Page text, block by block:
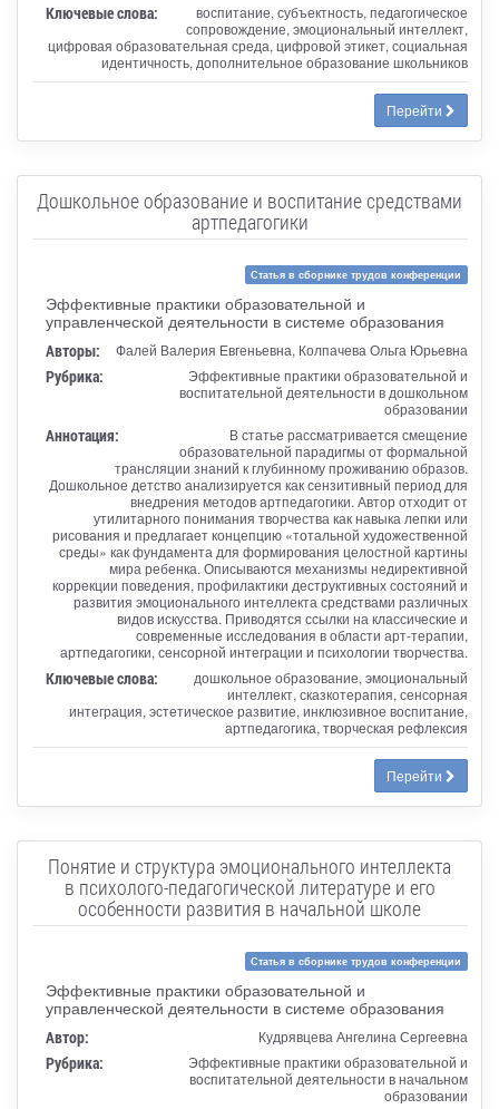
Ключевые слова:
воспитание, субъектность, педагогическое
сопровождение, эмоциональный интеллект,
цифровая образовательная среда, цифровой этикет, социальная
идентичность, дополнительное образование школьников
Перейти
Дошкольное образование и воспитание средствами
артпедагогики
Статья в сборнике трудов конференции
Эффективные практики образовательной и
управленческой деятельности в системе образования
Авторы: Фалей Валерия Евгеньевна, Колпачева Ольга Юрьевна
Рубрика:
Эффективные практики образовательной и
воспитательной деятельности в дошкольном
образовании
Аннотация:
В статье рассматривается смещение
образовательной парадигмы от формальной
трансляции знаний к глубинному проживанию образов.
Дошкольное детство анализируется как сензитивный период для
внедрения методов артпедагогики. Автор отходит от
утилитарного понимания творчества как навыка лепки или
рисования и предлагает концепцию «тотальной художественной
среды» как фундамента для формирования целостной картины
мира ребенка. Описываются механизмы недирективной
коррекции поведения, профилактики деструктивных состояний и
развития эмоционального интеллекта средствами различных
видов искусства. Приводятся ссылки на классические и
современные исследования в области арт-терапии,
артпедагогики, сенсорной интеграции и психологии творчества.
Ключевые слова:
дошкольное образование, эмоциональный
интеллект, сказкотерапия, сенсорная
интеграция, эстетическое развитие, инклюзивное воспитание,
артпедагогика, творческая рефлексия
Перейти
Понятие и структура эмоционального интеллекта
в психолого-педагогической литературе и его
особенности развития в начальной школе
Статья в сборнике трудов конференции
Эффективные практики образовательной и
управленческой деятельности в системе образования
Автор: Кудрявцева Ангелина Сергеевна
Рубрика:
Эффективные практики образовательной и
воспитательной деятельности в начальном
образовании